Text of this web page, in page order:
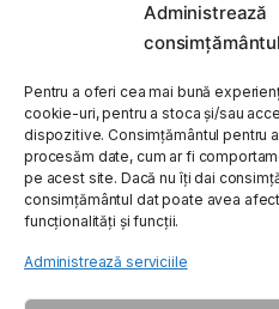
Administrează
consimțământul
Pentru a oferi cea mai bună
cookie-uri, pentru a stoca și/sau
dispozitive. Consimțământul pentru
procesăm date, cum ar fi
pe acest site. Dacă nu îți dai
consimțământul dat poate avea
funcționalități și funcții.
Administrează serviciile
My Account
Customer Care
About Us